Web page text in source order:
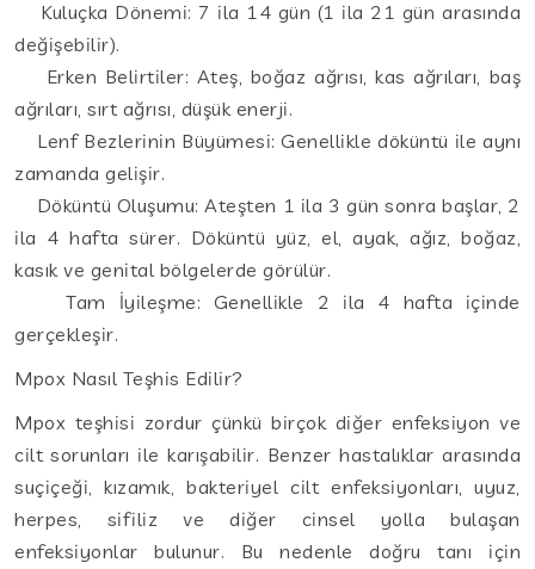
Kuluçka Dönemi: 7 ila 14 gün (1 ila 21 gün arasında
değişebilir).
Erken Belirtiler: Ateş, boğaz ağrısı, kas ağrıları, baş
ağrıları, sırt ağrısı, düşük enerji.
Lenf Bezlerinin Büyümesi: Genellikle döküntü ile aynı
zamanda gelişir.
Döküntü Oluşumu: Ateşten 1 ila 3 gün sonra başlar, 2
ila 4 hafta sürer. Döküntü yüz, el, ayak, ağız, boğaz,
kasık ve genital bölgelerde görülür.
Tam İyileşme: Genellikle 2 ila 4 hafta içinde
gerçekleşir.
Mpox Nasıl Teşhis Edilir?
Mpox teşhisi zordur çünkü birçok diğer enfeksiyon ve
cilt sorunları ile karışabilir. Benzer hastalıklar arasında
suçiçeği, kızamık, bakteriyel cilt enfeksiyonları, uyuz,
herpes, sifiliz ve diğer cinsel yolla bulaşan
enfeksiyonlar bulunur. Bu nedenle doğru tanı için